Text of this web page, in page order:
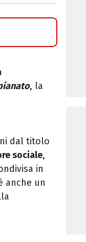
, la
dal titolo
sociale,
in
anche un